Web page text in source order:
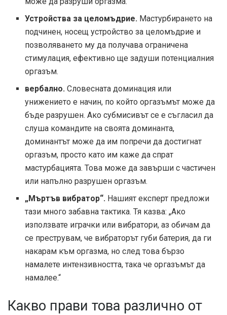
Устройства за целомъдрие. Мастурбирането на
подчинен, носещ устройство за целомъдрие и
позволяването му да получава ограничена
стимулация, ефективно ще задуши потенциалния
оргазъм.
вербално. Словесната доминация или
унижението е начин, по който оргазъмът може да
бъде разрушен. Ако субмисивът се е съгласил да
слуша командите на своята доминанта,
доминантът може да им попречи да достигнат
оргазъм, просто като им каже да спрат
мастурбацията. Това може да завърши с частичен
или напълно разрушен оргазъм.
„Мъртъв вибратор“. Нашият експерт предложи
тази много забавна тактика. Тя казва: „Ако
използвате играчки или вибратори, аз обичам да
се преструвам, че вибраторът губи батерия, да ги
накарам към оргазма, но след това бързо
намалете интензивността, така че оргазъмът да
намалее.“
Какво прави това различно от